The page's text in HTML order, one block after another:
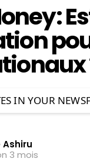
IN YOUR
Ashiru
3 mois